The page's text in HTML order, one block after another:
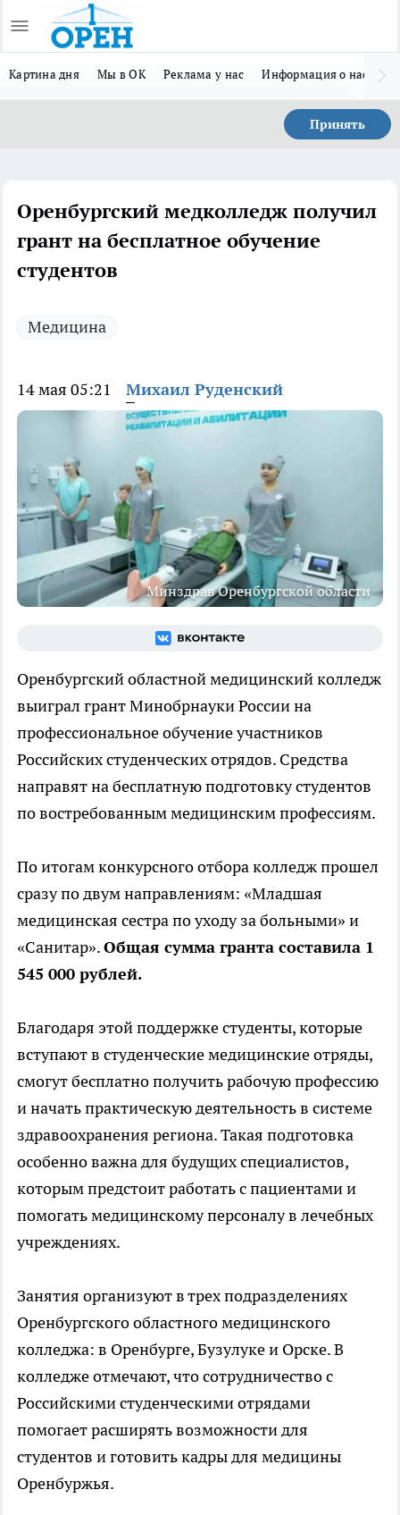
Картина дня Мы в ОК Реклама у нас Информация о нас
Принять
Оренбургский медколледж получил
грант на бесплатное обучение
студентов
Медицина
14 мая 05:21 Михаил Руденский
Минздрав Оренбургской области
Оренбургский областной медицинский колледж
выиграл грант Минобрнауки России на
профессиональное обучение участников
Российских студенческих отрядов. Средства
направят на бесплатную подготовку студентов
по востребованным медицинским профессиям.
По итогам конкурсного отбора колледж прошел
сразу по двум направлениям: «Младшая
медицинская сестра по уходу за больными» и
«Санитар».Общая сумма гранта составила 1
545 000 рублей.
Благодаря этой поддержке студенты, которые
вступают в студенческие медицинские отряды,
смогут бесплатно получить рабочую профессию
и начать практическую деятельность в системе
здравоохранения региона. Такая подготовка
особенно важна для будущих специалистов,
которым предстоит работать с пациентами и
помогать медицинскому персоналу в лечебных
учреждениях.
Занятия организуют в трех подразделениях
Оренбургского областного медицинского
колледжа: в Оренбурге, Бузулуке и Орске. В
колледже отмечают, что сотрудничество с
Российскими студенческими отрядами
помогает расширять возможности для
студентов и готовить кадры для медицины
Оренбуржья.